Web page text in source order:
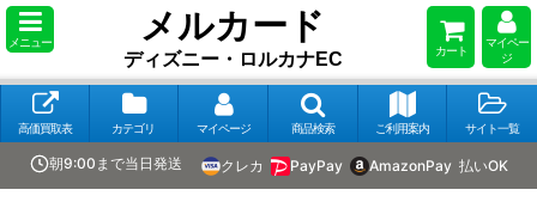
メニュー メルカード
ディズニー・ロルカナEC カート
マイペー
ジ
高価買取表 カテゴリ マイページ 商品検索 ご利用案内 サイト一覧
朝9:00まで当日発送 クレカ PayPay AmazonPay 払いOK